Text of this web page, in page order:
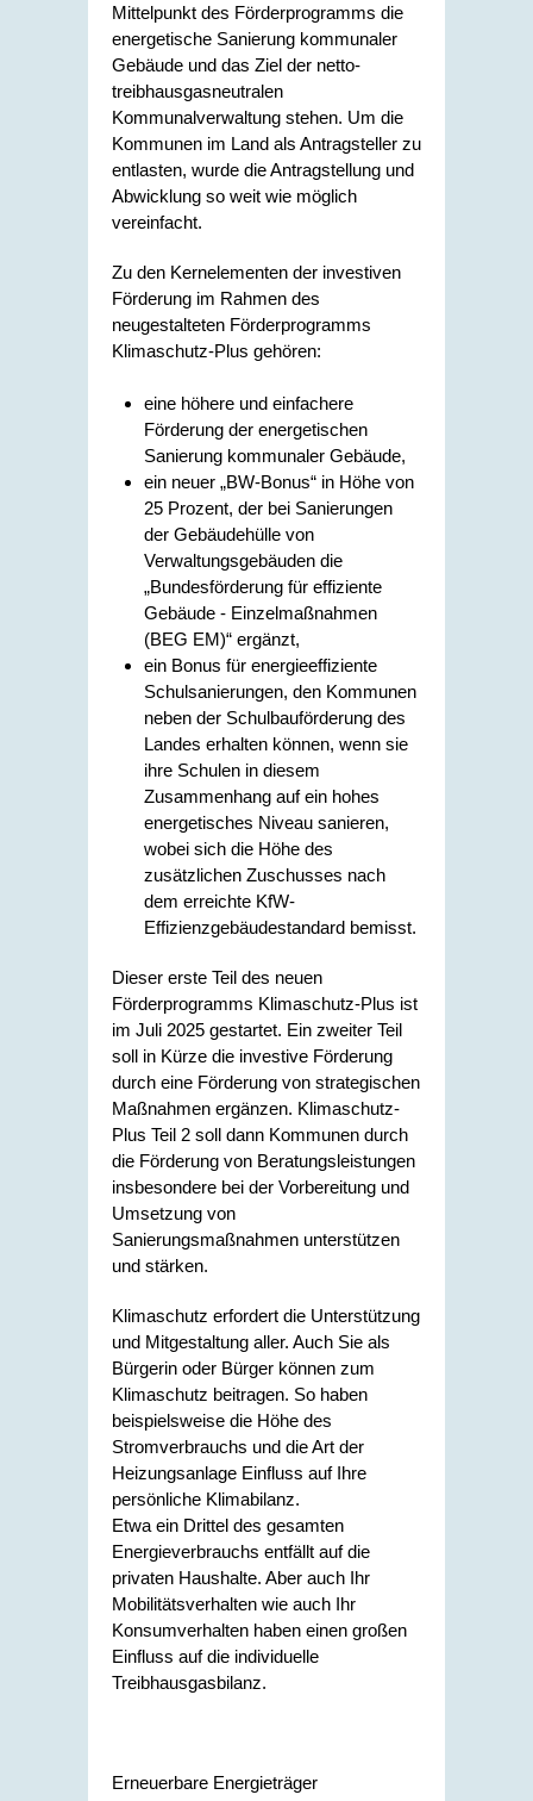
Mittelpunkt des Förderprogramms die
energetische Sanierung kommunaler
Gebäude und das Ziel der netto-
treibhausgasneutralen
Kommunalverwaltung stehen. Um die
Kommunen im Land als Antragsteller zu
entlasten, wurde die Antragstellung und
Abwicklung so weit wie möglich
vereinfacht.
Zu den Kernelementen der investiven
Förderung im Rahmen des
neugestalteten Förderprogramms
Klimaschutz-Plus gehören:
eine höhere und einfachere
Förderung der energetischen
Sanierung kommunaler Gebäude,
ein neuer „BW-Bonus“ in Höhe von
25 Prozent, der bei Sanierungen
der Gebäudehülle von
Verwaltungsgebäuden die
„Bundesförderung für effiziente
Gebäude - Einzelmaßnahmen
(BEG EM)“ ergänzt,
ein Bonus für energieeffiziente
Schulsanierungen, den Kommunen
neben der Schulbauförderung des
Landes erhalten können, wenn sie
ihre Schulen in diesem
Zusammenhang auf ein hohes
energetisches Niveau sanieren,
wobei sich die Höhe des
zusätzlichen Zuschusses nach
dem erreichte KfW-
Effizienzgebäudestandard bemisst.
Dieser erste Teil des neuen
Förderprogramms Klimaschutz-Plus ist
im Juli 2025 gestartet. Ein zweiter Teil
soll in Kürze die investive Förderung
durch eine Förderung von strategischen
Maßnahmen ergänzen. Klimaschutz-
Plus Teil 2 soll dann Kommunen durch
die Förderung von Beratungsleistungen
insbesondere bei der Vorbereitung und
Umsetzung von
Sanierungsmaßnahmen unterstützen
und stärken.
Klimaschutz erfordert die Unterstützung
und Mitgestaltung aller. Auch Sie als
Bürgerin oder Bürger können zum
Klimaschutz beitragen. So haben
beispielsweise die Höhe des
Stromverbrauchs und die Art der
Heizungsanlage Einfluss auf Ihre
persönliche Klimabilanz.
Etwa ein Drittel des gesamten
Energieverbrauchs entfällt auf die
privaten Haushalte. Aber auch Ihr
Mobilitätsverhalten wie auch Ihr
Konsumverhalten haben einen großen
Einfluss auf die individuelle
Treibhausgasbilanz.
Erneuerbare Energieträger